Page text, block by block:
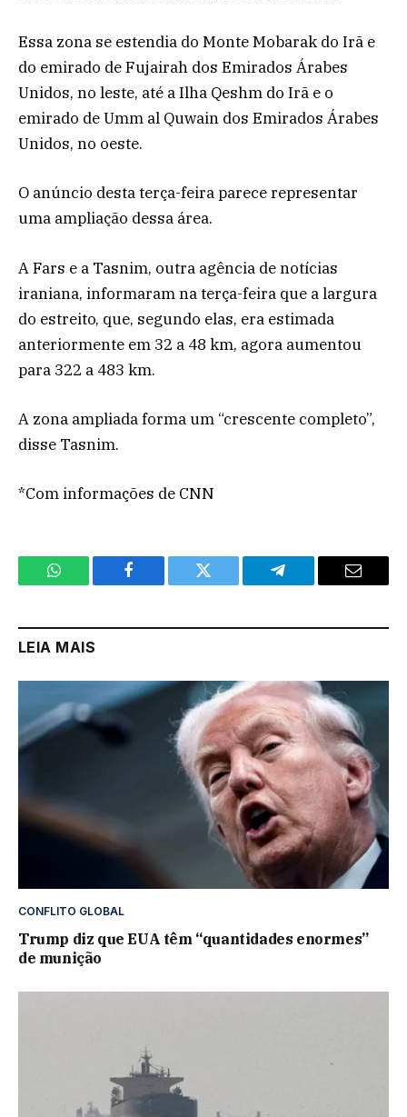
Essa zona se estendia do Monte Mobarak do Irã e
do emirado de Fujairah dos Emirados Árabes
Unidos, no leste, até a Ilha Qeshm do Irã e o
emirado de Umm al Quwain dos Emirados Árabes
Unidos, no oeste.
O anúncio desta terça-feira parece representar
uma ampliação dessa área.
A Fars e a Tasnim, outra agência de notícias
iraniana, informaram na terça-feira que a largura
do estreito, que, segundo elas, era estimada
anteriormente em 32 a 48 km, agora aumentou
para 322 a 483 km.
A zona ampliada forma um “crescente completo”,
disse Tasnim.
*Com informações de CNN
WhatsApp Facebook Twitter Telegram Email
LEIA MAIS
CONFLITO GLOBAL
Trump diz que EUA têm “quantidades enormes”
de munição